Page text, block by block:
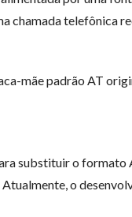
chamada telefônica
mãe padrão AT
substituir o
o